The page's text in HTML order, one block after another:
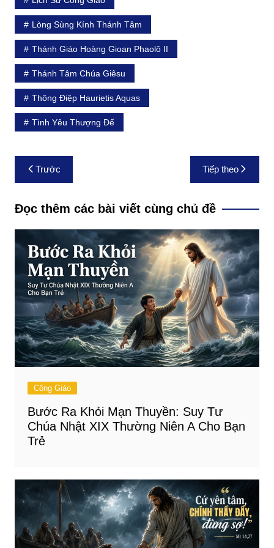
Lòng Sùng Kính Thánh Tâm
Thánh Giáo Hoàng Gioan Phaolô II
Thánh Tâm Chúa Giêsu
Thông Điệp Haurietis Aquas
Tình Yêu Thượng Đế
Điều
hướng
bài
viết
Trước Tiếp theo
Đọc thêm các bài viết cùng chủ đề
Công Giáo
Bước Ra Khỏi Mạn Thuyền: Suy Tư
Chúa Nhật XIX Thường Niên A Cho Bạn
Trẻ